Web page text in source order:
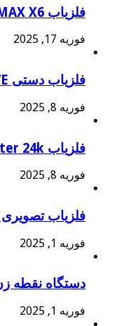
فلزیاب LORENZ DEEPMAX X6
فوریه 17, 2025
فلزیاب دستی PULSE DIVE
فوریه 8, 2025
فلزیاب Gareet GoldMaster 24k
فوریه 8, 2025
فلزیاب تصویری EXP6000
فوریه 1, 2025
دستگاه نقطه
فوریه 1, 2025